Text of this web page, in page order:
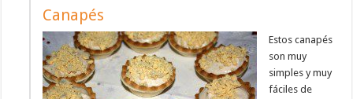
Canapés
Estos canapés
son muy
simples y muy
fáciles de